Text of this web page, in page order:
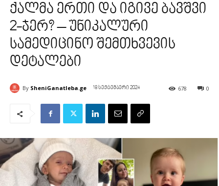
ქალმა ერთი და იგივე ბავშვი
2-ჯერ? – უნიკალური
სამედიცინო შემთხვევის
დეტალები
By SheniGanatleba.ge 18 სექტემბერი 2024 0
678